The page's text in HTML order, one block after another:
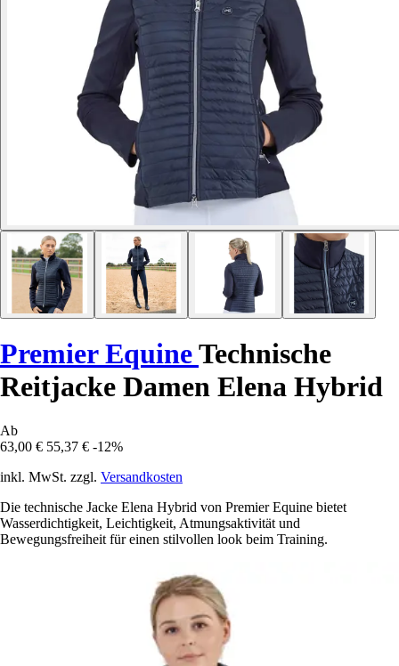
Premier EquineTechnische
Reitjacke Damen Elena Hybrid
Ab
63,00 € 55,37 € -12%
inkl. MwSt. zzgl. Versandkosten
Die technische Jacke Elena Hybrid von Premier Equine bietet
Wasserdichtigkeit, Leichtigkeit, Atmungsaktivität und
Bewegungsfreiheit für einen stilvollen look beim Training.